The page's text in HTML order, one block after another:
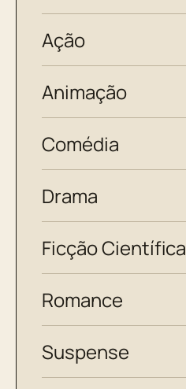
Ação
Animação
Comédia
Drama
Ficção Científica
Romance
Suspense